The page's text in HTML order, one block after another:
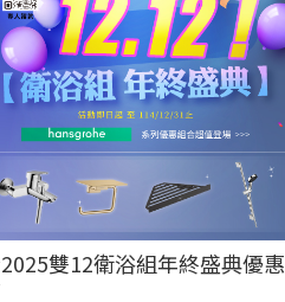
雙12衛浴組年終盛典優惠